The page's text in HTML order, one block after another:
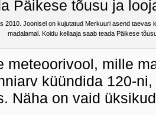
2010. Joonisel on kujutatud Merkuuri asend taevas
madalamal. Koidu kellaaja saab teada Päikese
meteoorivool, mille
küündida 120-
Näha on vaid